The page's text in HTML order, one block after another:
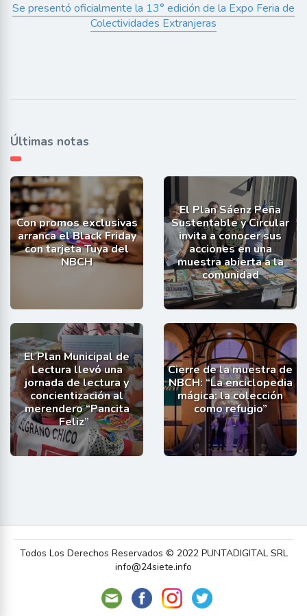
Se presentó oficialmente la 13° edición de la Expo Feria de
Colectividades Extranjeras
Últimas notas
Con promos exclusivas
arranca el Black Friday
con tarjeta Tuya del
NBCH
El Plan Sáenz Peña
Sustentable y Circular
invita a conocer sus
acciones en una
muestra abierta a la
comunidad
El Plan Municipal de
Lectura llevó una
jornada de lectura y
concientización al
merendero “Pancita
Feliz”
Cierre de la muestra de
NBCH: “La enciclopedia
mágica: la colección
como refugio”
Todos Los Derechos Reservados © 2022 PUNTADIGITAL SRL
info@24siete.info